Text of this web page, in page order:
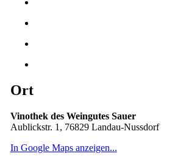
Ort
Vinothek des Weingutes Sauer
Aublickstr. 1, 76829 Landau-Nussdorf
In Google Maps anzeigen...